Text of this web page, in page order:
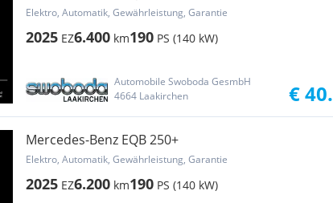
Elektro, Automatik, Gewährleistung, Garantie
2025 EZ6.400 km190 PS (140 kW)
Automobile Swoboda GesmbH
4664 Laakirchen
€
Mercedes-Benz EQB 250+
Elektro, Automatik, Gewährleistung, Garantie
2025 EZ6.200 km190 PS (140 kW)